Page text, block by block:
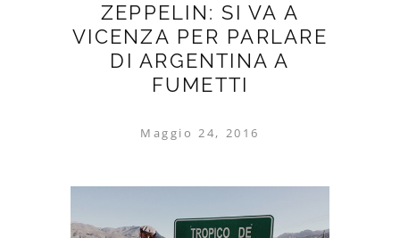
ZEPPELIN: SI VA A
VICENZA PER PARLARE
DI ARGENTINA A
FUMETTI
Maggio 24, 2016